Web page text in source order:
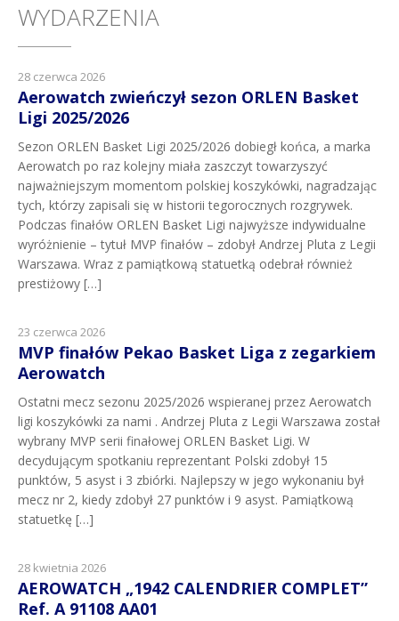
WYDARZENIA
28 czerwca 2026
Aerowatch zwieńczył sezon ORLEN Basket
Ligi 2025/2026
Sezon ORLEN Basket Ligi 2025/2026 dobiegł końca, a marka
Aerowatch po raz kolejny miała zaszczyt towarzyszyć
najważniejszym momentom polskiej koszykówki, nagradzając
tych, którzy zapisali się w historii tegorocznych rozgrywek.
Podczas finałów ORLEN Basket Ligi najwyższe indywidualne
wyróżnienie – tytuł MVP finałów – zdobył Andrzej Pluta z Legii
Warszawa. Wraz z pamiątkową statuetką odebrał również
prestiżowy […]
23 czerwca 2026
MVP finałów Pekao Basket Liga z zegarkiem
Aerowatch
Ostatni mecz sezonu 2025/2026 wspieranej przez Aerowatch
ligi koszykówki za nami . Andrzej Pluta z Legii Warszawa został
wybrany MVP serii finałowej ORLEN Basket Ligi. W
decydującym spotkaniu reprezentant Polski zdobył 15
punktów, 5 asyst i 3 zbiórki. Najlepszy w jego wykonaniu był
mecz nr 2, kiedy zdobył 27 punktów i 9 asyst. Pamiątkową
statuetkę […]
28 kwietnia 2026
AEROWATCH „1942 CALENDRIER COMPLET”
Ref. A 91108 AA01